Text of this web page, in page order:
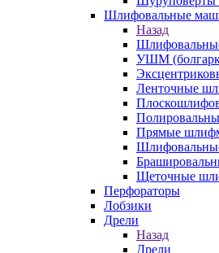
Шлифовальные
Назад
УШМ
Ленточные
Прямые
Щеточные
Перфораторы
Лобзики
Дрели
Назад
Дрели